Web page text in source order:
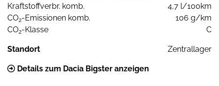
Kraftstoffverbr. komb.
4,7 l/100km
CO2-Emissionen komb.
106 g/km
CO2-Klasse C
Standort Zentrallager
Details zum Dacia Bigster anzeigen